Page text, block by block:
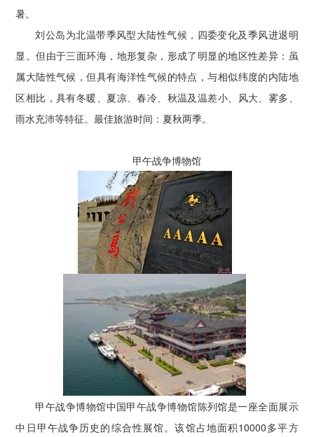
暑。
刘公岛为北温带季风型大陆性气候，四委变化及季风进退明
显。但由于三面环海，地形复杂，形成了明显的地区性差异：虽
属大陆性气候，但具有海洋性气候的特点，与相似纬度的内陆地
区相比，具有冬暖、夏凉、春冷、秋温及温差小、风大、雾多、
雨水充沛等特征。最佳旅游时间：夏秋两季。
甲午战争博物馆
甲午战争博物馆中国甲午战争博物馆陈列馆是一座全面展示
中日甲午战争历史的综合性展馆。该馆占地面积10000多平方